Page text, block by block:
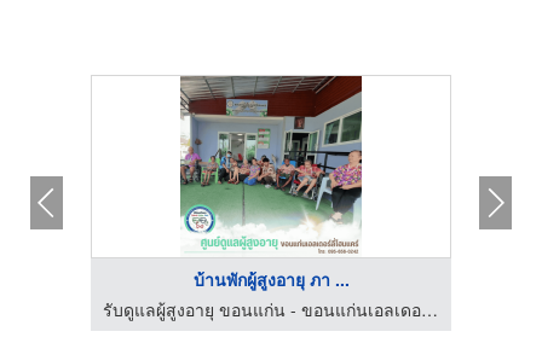
บ้านพักผู้สูงอายุ ภา ...
รับดูแลผู้สูงอายุ ขอนแก่น - ขอนแก่นเอลเดอร์ลี่โฮมแคร์